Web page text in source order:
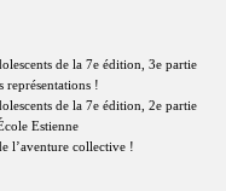
de la 7e édition, 3e partie
représentations !
de la 7e édition, 2e partie
Estienne
l’aventure collective !